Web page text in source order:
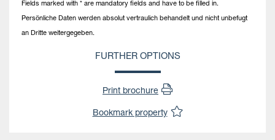
Fields marked with * are mandatory fields and have to be filled in.
Persönliche Daten werden absolut vertraulich behandelt und nicht unbefugt
an Dritte weitergegeben.
FURTHER OPTIONS
Print brochure
Bookmark property